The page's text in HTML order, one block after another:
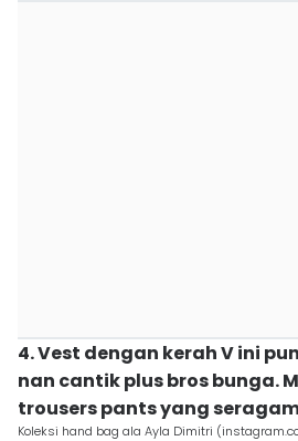
4. Vest dengan kerah V ini
nan cantik plus bros bunga.
trousers pants yang
Koleksi hand bag ala Ayla Dimitri